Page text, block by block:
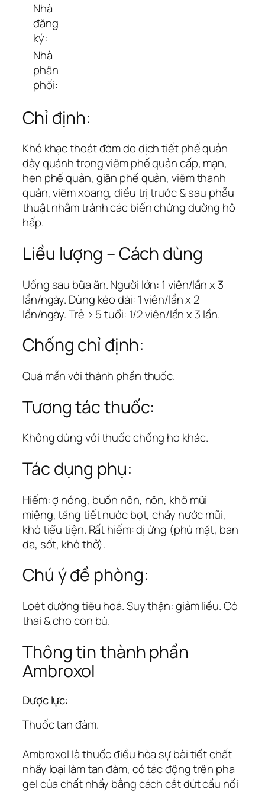
Nhà
đăng
ký:
Nhà
phân
phối:
Chỉ định:
Khó khạc thoát đờm do dịch tiết phế quản
dày quánh trong viêm phế quản cấp, mạn,
hen phế quản, giãn phế quản, viêm thanh
quản, viêm xoang, điều trị trước & sau phẫu
thuật nhằm tránh các biến chứng đường hô
hấp.
Liều lượng – Cách dùng
Uống sau bữa ăn. Người lớn: 1 viên/lần x 3
lần/ngày. Dùng kéo dài: 1 viên/lần x 2
lần/ngày. Trẻ > 5 tuổi: 1/2 viên/lần x 3 lần.
Chống chỉ định:
Quá mẫn với thành phần thuốc.
Tương tác thuốc:
Không dùng với thuốc chống ho khác.
Tác dụng phụ:
Hiếm: ợ nóng, buồn nôn, nôn, khô mũi
miệng, tăng tiết nước bọt, chảy nước mũi,
khó tiểu tiện. Rất hiếm: dị ứng (phù mặt, ban
da, sốt, khó thở).
Chú ý đề phòng:
Loét đường tiêu hoá. Suy thận: giảm liều. Có
thai & cho con bú.
Thông tin thành phần
Ambroxol
Dược lực:
Thuốc tan đàm.
Ambroxol là thuốc điều hòa sự bài tiết chất
nhầy loại làm tan đàm, có tác động trên pha
gel của chất nhầy bằng cách cắt đứt cầu nối